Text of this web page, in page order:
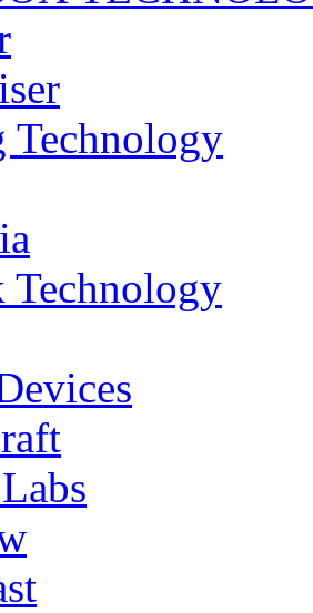
Technology
Technology